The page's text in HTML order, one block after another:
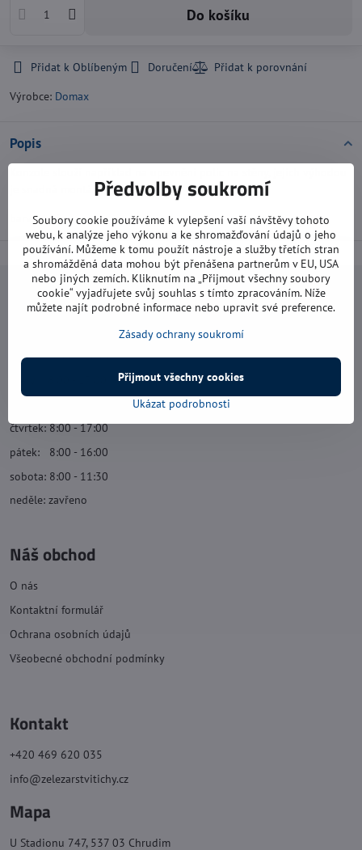
Do košíku
Přidat k Oblíbeným
Doručení
Výrobce: Domax
Popis
je snadná montáž.
barva: bílá
Navštivte nás
pondělí: 8:00 - 16:00
čtvrtek: 8:00 - 17:00
pátek: 8:00 - 16:00
sobota: 8:00 - 11:30
neděle: zavřeno
Náš obchod
O nás
Kontaktní formulář
Ochrana osobních údajů
Všeobecné obchodní podmínky
Kontakt
+420 469 620 035
info@zelezarstvitichy.cz
Mapa
U Stadionu 747, 537 03 Chrudim
Předvolby soukromí
Soubory cookie používáme k vylepšení vaší návštěvy tohoto
webu, k analýze jeho výkonu a ke shromažďování údajů o jeho
používání. Můžeme k tomu použít nástroje a služby třetích stran
a shromážděná data mohou být přenášena partnerům v EU, USA
nebo jiných zemích. Kliknutím na „Přijmout všechny soubory
cookie“ vyjadřujete svůj souhlas s tímto zpracováním. Níže
můžete najít podrobné informace nebo upravit své preference.
Zásady ochrany soukromí
Ukázat podrobnosti
Přijmout všechny cookies